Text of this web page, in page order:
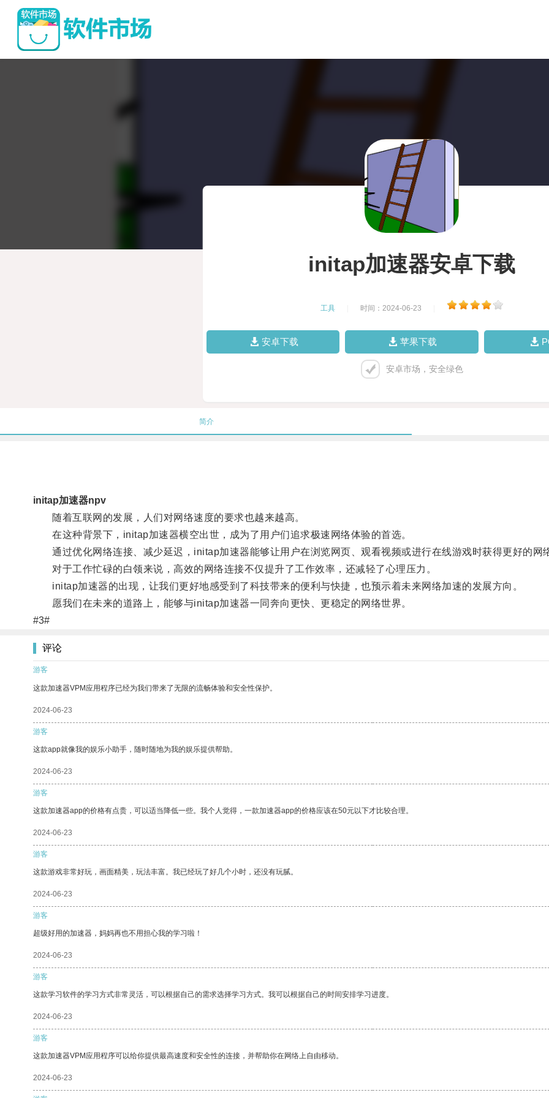
initap加速器安卓下载
工具 时间：2024-06-23
安卓下载 苹果下载
安卓市场，安全绿色
简介
initap加速器npv
随着互联网的发展，人们对网络速度的要求也越来越高。
在这种背景下，initap加速器横空出世，成为了用户们追求极速网络体验的首选。
通过优化网络连接、减少延迟，initap加速器能够让用户在浏览网页、观看视频或进行在线游戏时获得更好的网
对于工作忙碌的白领来说，高效的网络连接不仅提升了工作效率，还减轻了心理压力。
initap加速器的出现，让我们更好地感受到了科技带来的便利与快捷，也预示着未来网络加速的发展方向。
愿我们在未来的道路上，能够与initap加速器一同奔向更快、更稳定的网络世界。
#3#
评论
游客
这款加速器VPM应用程序已经为我们带来了无限的流畅体验和安全性保护。
2024-06-23
游客
这款app就像我的娱乐小助手，随时随地为我的娱乐提供帮助。
2024-06-23
游客
这款加速器app的价格有点贵，可以适当降低一些。我个人觉得，一款加速器app的价格应该在50元以下才比较合理。
2024-06-23
游客
这款游戏非常好玩，画面精美，玩法丰富。我已经玩了好几个小时，还没有玩腻。
2024-06-23
游客
超级好用的加速器，妈妈再也不用担心我的学习啦！
2024-06-23
游客
这款学习软件的学习方式非常灵活，可以根据自己的需求选择学习方式。我可以根据自己的时间安排学习进度。
2024-06-23
游客
这款加速器VPM应用程序可以给你提供最高速度和安全性的连接，并帮助你在网络上自由移动。
2024-06-23